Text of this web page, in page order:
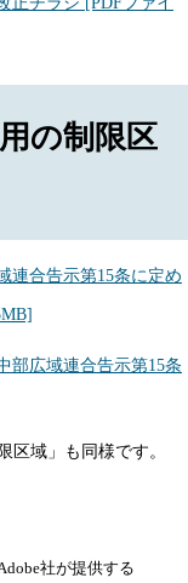
の制限区
連合告示第15条に定め
部広域連合告示第15条
域」も同様です。
社が提供する